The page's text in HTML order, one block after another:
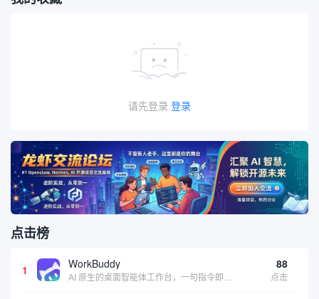
请先登录 登录
点击榜
1 WorkBuddy 88
点击